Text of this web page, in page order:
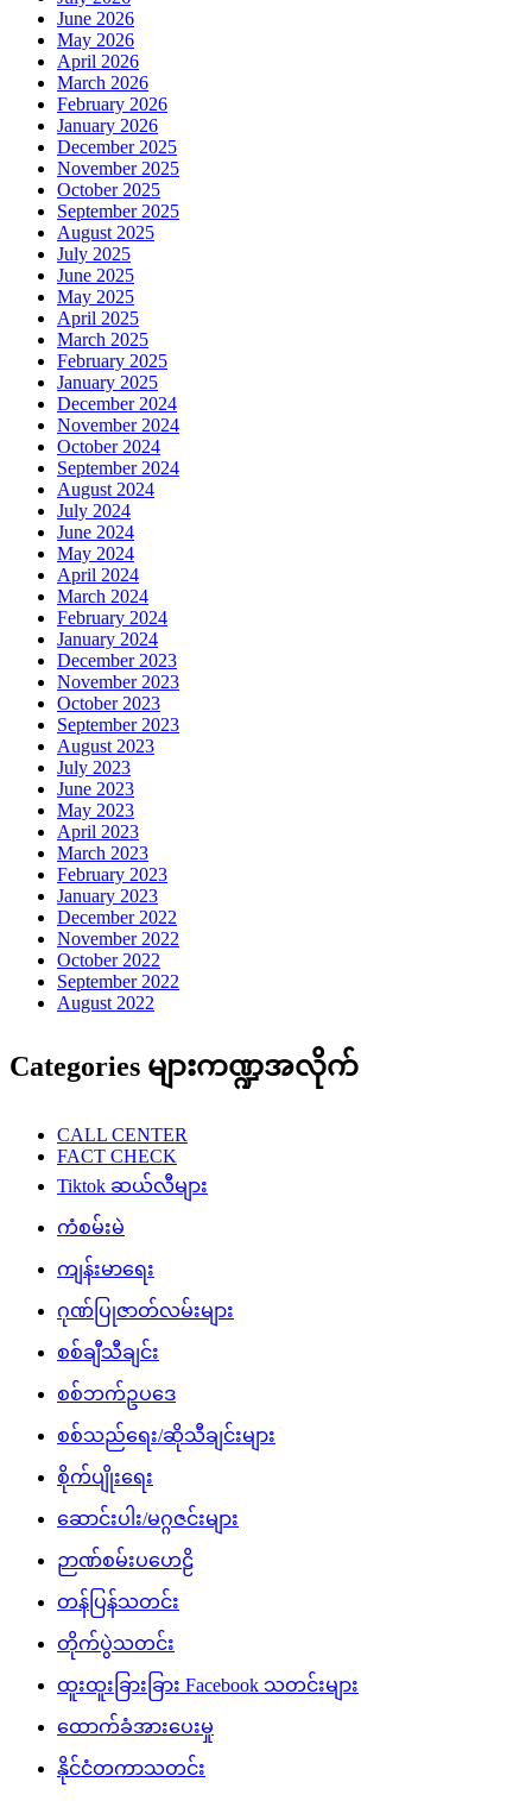
June 2026
May 2026
April 2026
March 2026
February 2026
January 2026
December 2025
November 2025
October 2025
September 2025
August 2025
July 2025
June 2025
May 2025
April 2025
March 2025
February 2025
January 2025
December 2024
November 2024
October 2024
September 2024
August 2024
July 2024
June 2024
May 2024
April 2024
March 2024
February 2024
January 2024
December 2023
November 2023
October 2023
September 2023
August 2023
July 2023
June 2023
May 2023
April 2023
March 2023
February 2023
January 2023
December 2022
November 2022
October 2022
September 2022
August 2022
Categories များကဏ္ဍအလိုက်
CALL CENTER
FACT CHECK
Tiktok ဆယ်လီများ
ကံစမ်းမဲ
ကျန်းမာရေး
ဂုဏ်ပြုဇာတ်လမ်းများ
စစ်ချီသီချင်း
စစ်ဘက်ဥပဒေ
စစ်သည်ရေး/ဆိုသီချင်းများ
စိုက်ပျိုးရေး
ဆောင်းပါး/မဂ္ဂဇင်းများ
ဉာဏ်စမ်းပဟေဠိ
တန်ပြန်သတင်း
တိုက်ပွဲသတင်း
ထူးထူးခြားခြား Facebook သတင်းများ
ထောက်ခံအားပေးမှု
နိုင်ငံတကာသတင်း